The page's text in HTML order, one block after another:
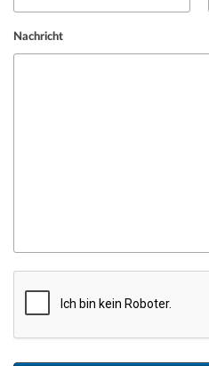
Nachricht